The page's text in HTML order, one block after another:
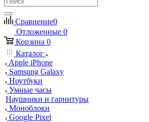
Сравнение0
Отложенные 0
Корзина 0
Каталог
Apple iPhone
Samsung Galaxy
Ноутбуки
Умные часы
Наушники и гарнитуры
Моноблоки
Google Pixel